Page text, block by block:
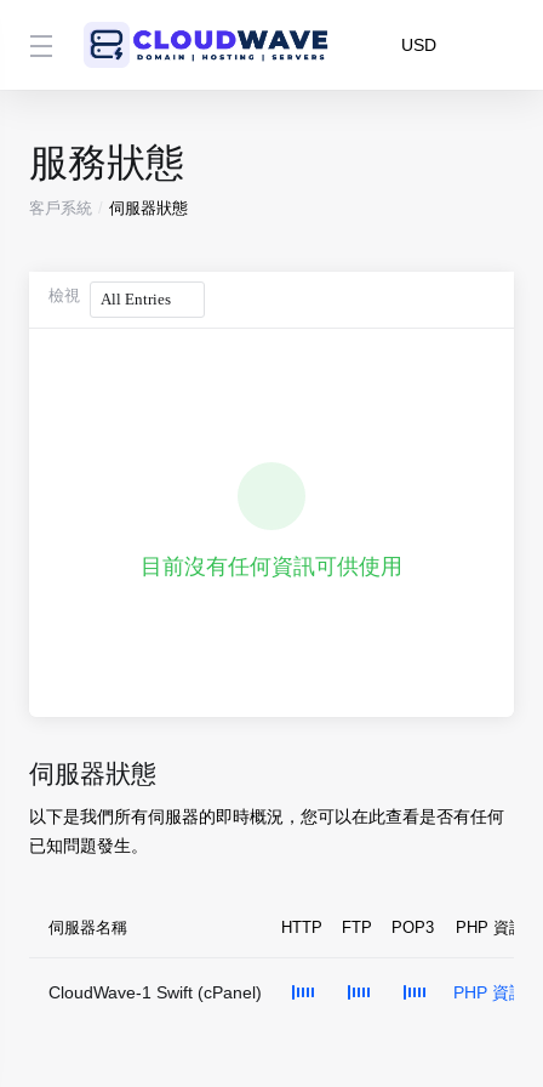
USD
服務狀態
客戶系統 伺服器狀態
檢視 All Entries
目前沒有任何資訊可供使用
伺服器狀態
以下是我們所有伺服器的即時概況，您可以在此查看是否有任何
已知問題發生。
伺服器名稱 HTTP FTP POP3 PHP 資訊
CloudWave-1 Swift (cPanel) PHP 資訊